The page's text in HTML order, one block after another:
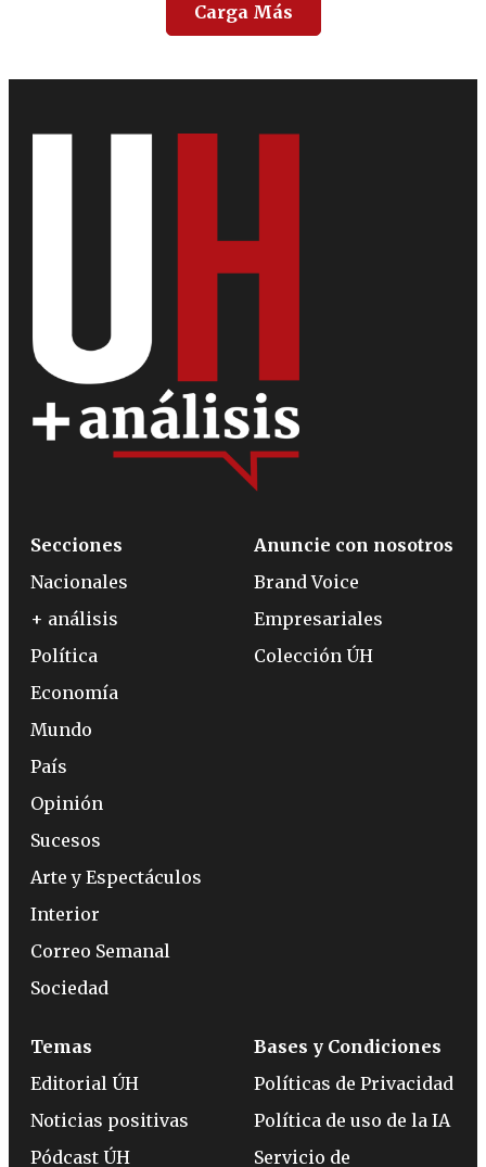
Carga Más
Secciones
Nacionales
+ análisis
Política
Economía
Mundo
País
Opinión
Sucesos
Arte y Espectáculos
Interior
Correo Semanal
Sociedad
Anuncie con nosotros
Brand Voice
Empresariales
Colección ÚH
Temas
Editorial ÚH
Noticias positivas
Pódcast ÚH
Bases y Condiciones
Políticas de Privacidad
Política de uso de la IA
Servicio de